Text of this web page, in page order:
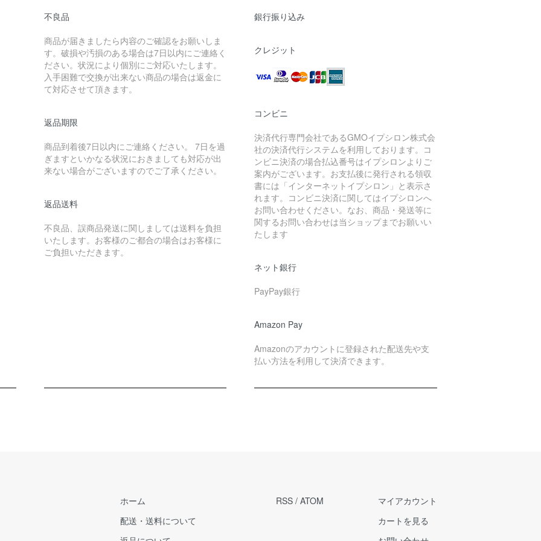
不良品
商品が届きましたら内容のご確認をお願いしま
す。破損や汚損のある場合は7日以内にご連絡く
ださい。状況により個別にご対応いたします。
入手困難で交換が出来ない商品の場合は返金に
て対応させて頂きます。
返品期限
商品到着後7日以内にご連絡ください。 7日を過
ぎますといかなる状況におきましても対応が出
来ない場合がございますのでご了承ください。
返品送料
不良品、誤商品発送に関しましては送料を負担
いたします。お客様のご都合の場合はお客様に
ご負担いただきます。
銀行振り込み
クレジット
コンビニ
決済代行専門会社であるGMOイプシロン株式会
社の決済代行システムを利用しております。コ
ンビニ決済の場合払込番号はイプシロンよりご
案内がございます。お支払後に発行される領収
書には「インターネットイプシロン」と表示さ
れます。コンビニ決済に関してはイプシロンへ
お問い合わせください。なお、商品・発送等に
関するお問い合わせは当ショップまでお願いい
たします
ネット銀行
PayPay銀行
Amazon Pay
Amazonのアカウントに登録された配送先や支
払い方法を利用して決済できます。
ホーム
配送・送料について
RSS / ATOM
マイアカウント
カートを見る